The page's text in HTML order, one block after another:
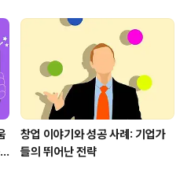
창업 이야기와 성공 사례: 기업가
들의 뛰어난 전략